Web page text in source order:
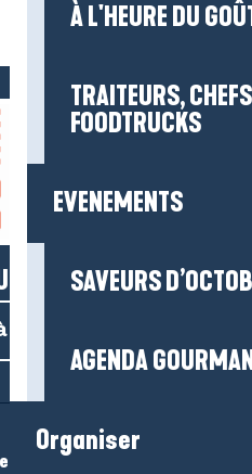
À L'HEURE DU
TRAITEURS,
FOODTRUCKS
EVENEMENTS
SAVEURS
AGENDA
Organiser
SALÉES !
la newsletter
tourisme